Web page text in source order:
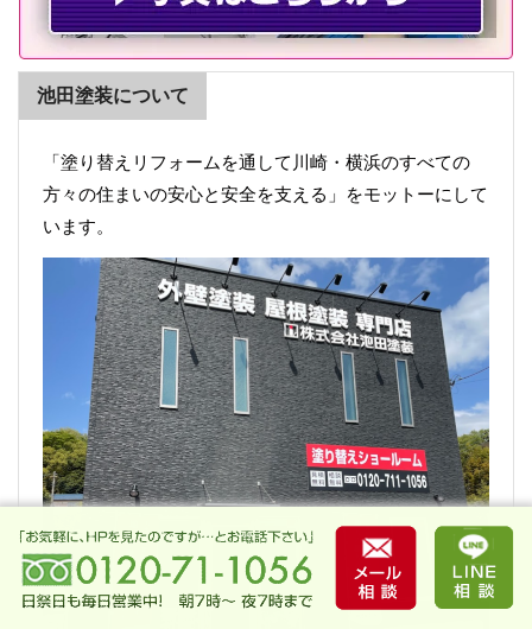
池田塗装について
「塗り替えリフォームを通して川崎・横浜のすべての
方々の住まいの安心と安全を支える」をモットーにして
います。